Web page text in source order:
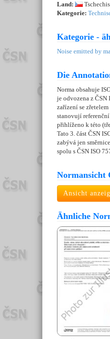
Land:
Kategorie:
Kategorie -
Noise emitted by
Die
Norma obsahuje
je odvozena z
zařízení se
stanovují
přihlíženo k této
Tato 3. část ČSN
zabývá jen
spolu s ČSN ISO
Normansicht
Ansicht
Ähnliche